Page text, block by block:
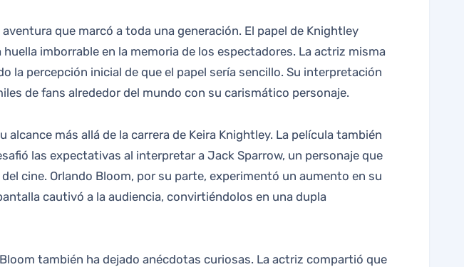
que marcó a toda una generación. El papel de Knightley
imborrable en la memoria de los espectadores. La actriz misma
la percepción inicial de que el papel sería sencillo. Su interpretación
de fans alrededor del mundo con su carismático personaje.
alcance más allá de la carrera de Keira Knightley. La película también
las expectativas al interpretar a Jack Sparrow, un personaje que
cine. Orlando Bloom, por su parte, experimentó un aumento en su
cautivó a la audiencia, convirtiéndolos en una dupla
también ha dejado anécdotas curiosas. La actriz compartió que